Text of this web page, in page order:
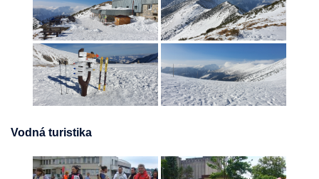
Vodná turistika